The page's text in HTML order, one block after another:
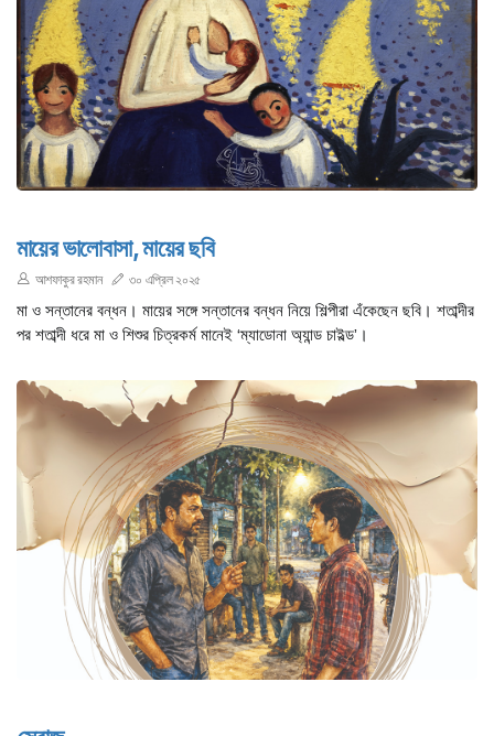
মায়ের ভালোবাসা, মায়ের ছবি
আশফাকুর রহমান ৩০ এপ্রিল ২০২৫
মা ও সন্তানের বন্ধন। মায়ের সঙ্গে সন্তানের বন্ধন নিয়ে শিল্পীরা এঁকেছেন ছবি। শতাব্দীর
পর শতাব্দী ধরে মা ও শিশুর চিত্রকর্ম মানেই ‘ম্যাডোনা অ্যান্ড চাইল্ড’।